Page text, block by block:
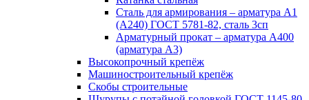
Сталь для армирования – арматура А1
(А240) ГОСТ 5781-82, сталь 3сп
Арматурный прокат – арматура А400
(арматура А3)
Высокопрочный крепёж
Машиностроительный крепёж
Скобы строительные